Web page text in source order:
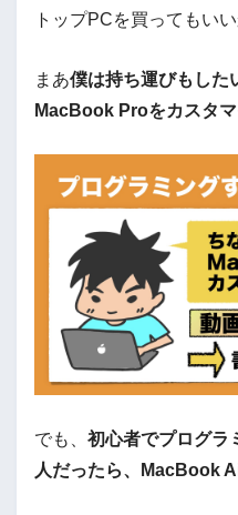
トップPCを買ってもい
まあ僕は持ち運びもした
MacBook Proをカスタ
でも、 初心者でプログラ
人だったら、MacBook